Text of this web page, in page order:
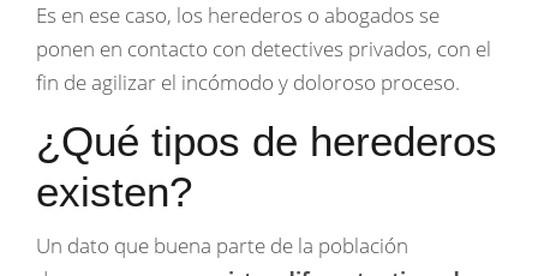
Es en ese caso, los herederos o abogados se
ponen en contacto con detectives privados, con el
fin de agilizar el incómodo y doloroso proceso.
¿Qué tipos de herederos
existen?
Un dato que buena parte de la población